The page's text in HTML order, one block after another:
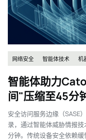
网络安全 智能体技术 机
智能体助力
间"压缩至45分
安全访问服务边缘（SASE
录，通过智能体威胁情报
分钟。传统设备安全依赖